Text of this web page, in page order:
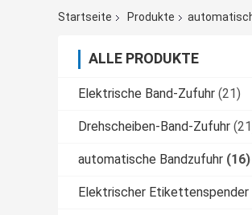
Startseite Produkte
ALLE PRODUKTE
Elektrische Band-Zufuhr (21)
Drehscheiben-Band-Zufuhr
automatische Bandzufuhr (16)
Elektrischer Etikettenspender